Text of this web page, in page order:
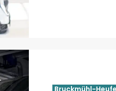
Bruckmühl-